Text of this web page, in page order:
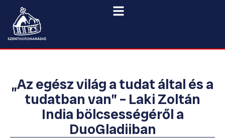
„Az egész világ a tudat által és a
tudatban van” – Laki Zoltán
India bölcsességéről a
DuoGladiiban